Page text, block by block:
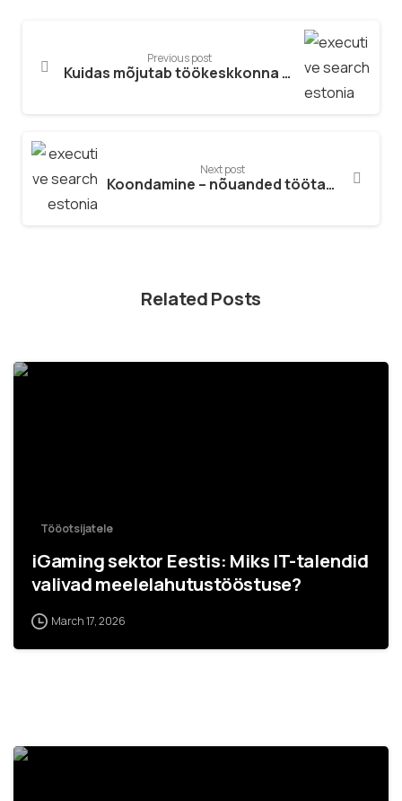
Previous post
Kuidas mõjutab töökeskkonna õhukvaliteet töötajate tervist ja produktiivsust
Next post
Koondamine – nõuanded töötajale ja tööandjale
Related Posts
Tööotsijatele
iGaming sektor Eestis: Miks IT-talendid
valivad meelelahutustööstuse?
March 17, 2026